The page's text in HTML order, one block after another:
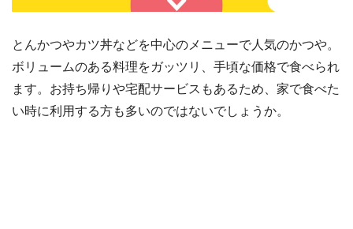
とんかつやカツ丼などを中心のメニューで人気のかつや。
ボリュームのある料理をガッツリ、手頃な価格で食べられ
ます。お持ち帰りや宅配サービスもあるため、家で食べた
い時に利用する方も多いのではないでしょうか。